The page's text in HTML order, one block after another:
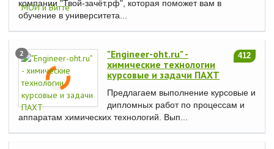
компании "Твой-зачёт.рф", которая поможет вам в
обучение в университета...
2 412
"Engineer-oht.ru" -
химические технологии
курсовые и задачи ПАХТ
Предлагаем выполнение курсовые и
дипломных работ по процессам и
аппаратам химических технологий. Вып...